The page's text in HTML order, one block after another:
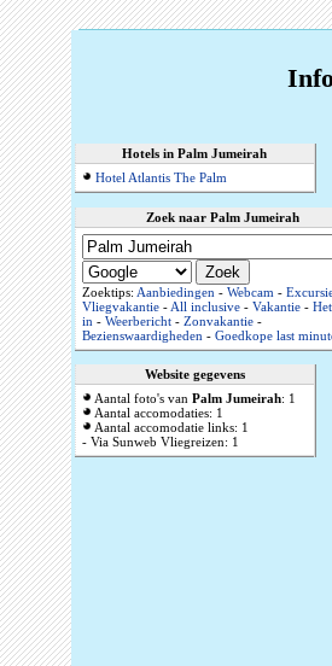
Hotels in Palm Jumeirah
Hotel Atlantis The Palm
Zoek naar Palm Jumeirah
Zoektips: Aanbiedingen- Webcam-
Vliegvakantie-All inclusive- Vakantie-
in- Weerbericht- Zonvakantie-
Bezienswaardigheden- Goedkope last
Website gegevens
Aantal foto's van Palm Jumeirah: 1
Aantal accomodaties: 1
Aantal accomodatie links: 1
- Via Sunweb Vliegreizen: 1